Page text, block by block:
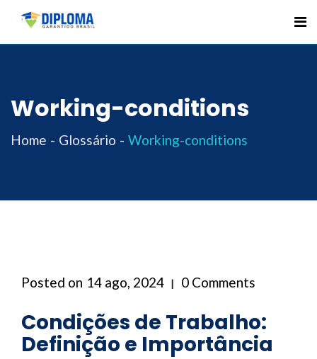
Skip
Working-conditions
Home Glossário Working-conditions
Posted on 14 ago, 2024 0 Comments
Condições de Trabalho:
Definição e Importância